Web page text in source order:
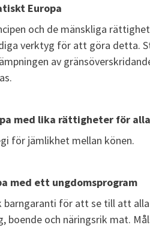
Europa
och de mänskliga
verktyg för att göra detta.
av
med lika rättigheter för alla
för jämlikhet mellan könen.
med ett ungdomsprogram
barngaranti för att se till att
boende och näringsrik mat.